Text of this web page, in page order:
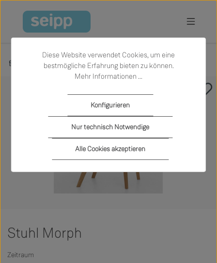
Zum Hauptinhalt springen
Produkte Wohnen Stühle
Stuhl Morph
Zeitraum
Diese Website verwendet Cookies, um eine
bestmögliche Erfahrung bieten zu können.
Mehr Informationen ...
Nur technisch Notwendige
Konfigurieren
Alle Cookies akzeptieren